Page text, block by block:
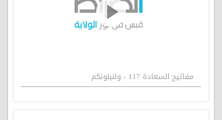
مفاتيح السعادة 117 - ولنبلونكم